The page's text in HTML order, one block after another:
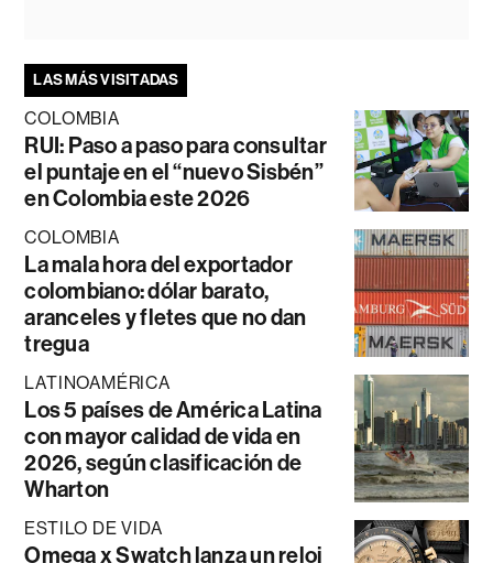
LAS MÁS VISITADAS
COLOMBIA
RUI: Paso a paso para consultar
el puntaje en el “nuevo Sisbén”
en Colombia este 2026
COLOMBIA
La mala hora del exportador
colombiano: dólar barato,
aranceles y fletes que no dan
tregua
LATINOAMÉRICA
Los 5 países de América Latina
con mayor calidad de vida en
2026, según clasificación de
Wharton
ESTILO DE VIDA
Omega x Swatch lanza un reloj